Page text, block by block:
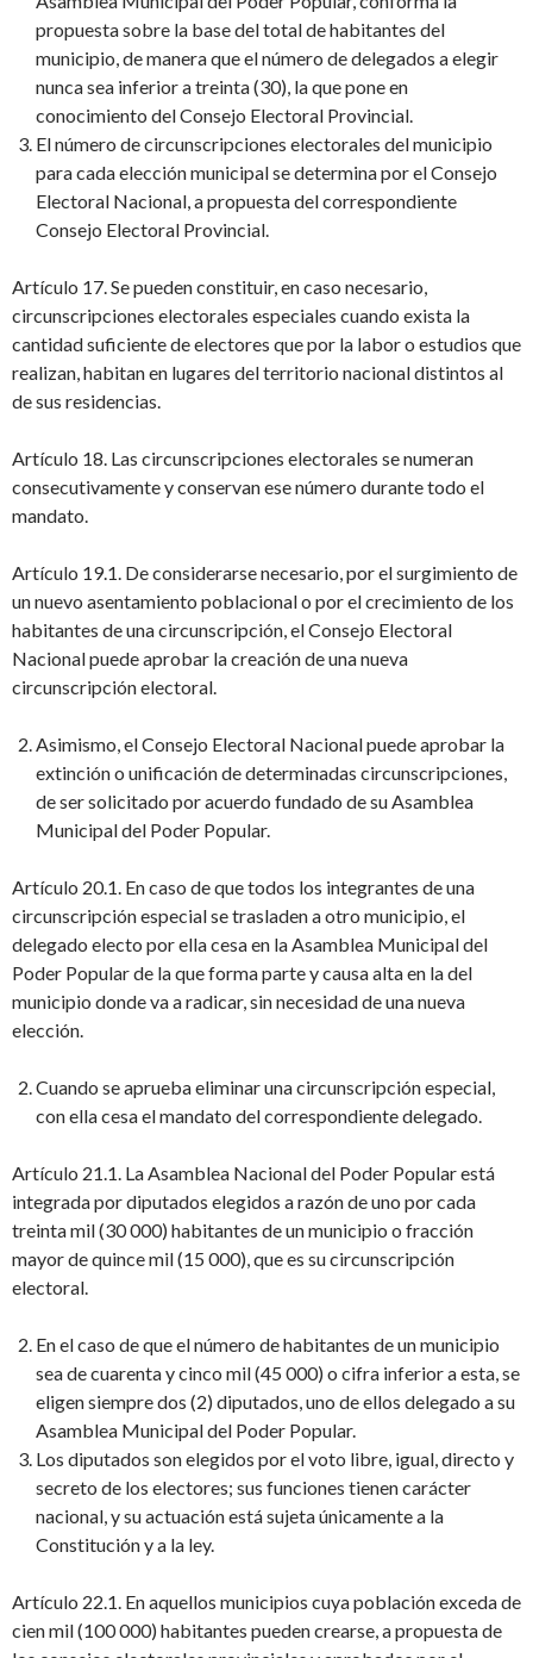
propuesta sobre la base del total de habitantes del
municipio, de manera que el número de delegados a elegir
nunca sea inferior a treinta (30), la que pone en
conocimiento del Consejo Electoral Provincial.
El número de circunscripciones electorales del municipio
para cada elección municipal se determina por el Consejo
Electoral Nacional, a propuesta del correspondiente
Consejo Electoral Provincial.
Artículo 17. Se pueden constituir, en caso necesario,
circunscripciones electorales especiales cuando exista la
cantidad suficiente de electores que por la labor o estudios que
realizan, habitan en lugares del territorio nacional distintos al
de sus residencias.
Artículo 18. Las circunscripciones electorales se numeran
consecutivamente y conservan ese número durante todo el
mandato.
Artículo 19.1. De considerarse necesario, por el surgimiento de
un nuevo asentamiento poblacional o por el crecimiento de los
habitantes de una circunscripción, el Consejo Electoral
Nacional puede aprobar la creación de una nueva
circunscripción electoral.
Asimismo, el Consejo Electoral Nacional puede aprobar la
extinción o unificación de determinadas circunscripciones,
de ser solicitado por acuerdo fundado de su Asamblea
Municipal del Poder Popular.
Artículo 20.1. En caso de que todos los integrantes de una
circunscripción especial se trasladen a otro municipio, el
delegado electo por ella cesa en la Asamblea Municipal del
Poder Popular de la que forma parte y causa alta en la del
municipio donde va a radicar, sin necesidad de una nueva
elección.
Cuando se aprueba eliminar una circunscripción especial,
con ella cesa el mandato del correspondiente delegado.
Artículo 21.1. La Asamblea Nacional del Poder Popular está
integrada por diputados elegidos a razón de uno por cada
treinta mil (30 000) habitantes de un municipio o fracción
mayor de quince mil (15 000), que es su circunscripción
electoral.
En el caso de que el número de habitantes de un municipio
sea de cuarenta y cinco mil (45 000) o cifra inferior a esta, se
eligen siempre dos (2) diputados, uno de ellos delegado a su
Asamblea Municipal del Poder Popular.
Los diputados son elegidos por el voto libre, igual, directo y
secreto de los electores; sus funciones tienen carácter
nacional, y su actuación está sujeta únicamente a la
Constitución y a la ley.
Artículo 22.1. En aquellos municipios cuya población exceda de
cien mil (100 000) habitantes pueden crearse, a propuesta de